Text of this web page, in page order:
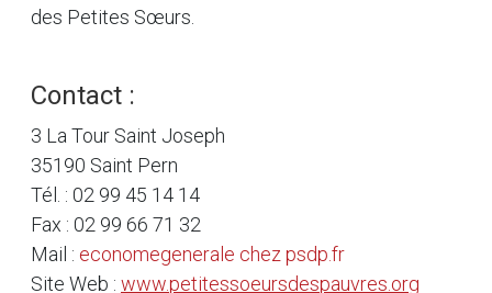
des Petites Sœurs.
Contact :
3 La Tour Saint Joseph
35190 Saint Pern
Tél. : 02 99 45 14 14
Fax : 02 99 66 71 32
Mail : economegenerale chez psdp.fr
Site Web : www.petitessoeursdespauvres.org